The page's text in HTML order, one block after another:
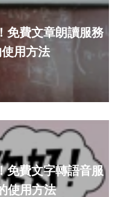
免費文章朗讀服務
用方法
免費文字轉語音服
使用方法